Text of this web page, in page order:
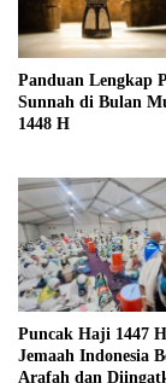
Panduan Lengkap
Sunnah di Bulan
1448 H
Puncak Haji 1447
Jemaah Indonesia
Arafah dan